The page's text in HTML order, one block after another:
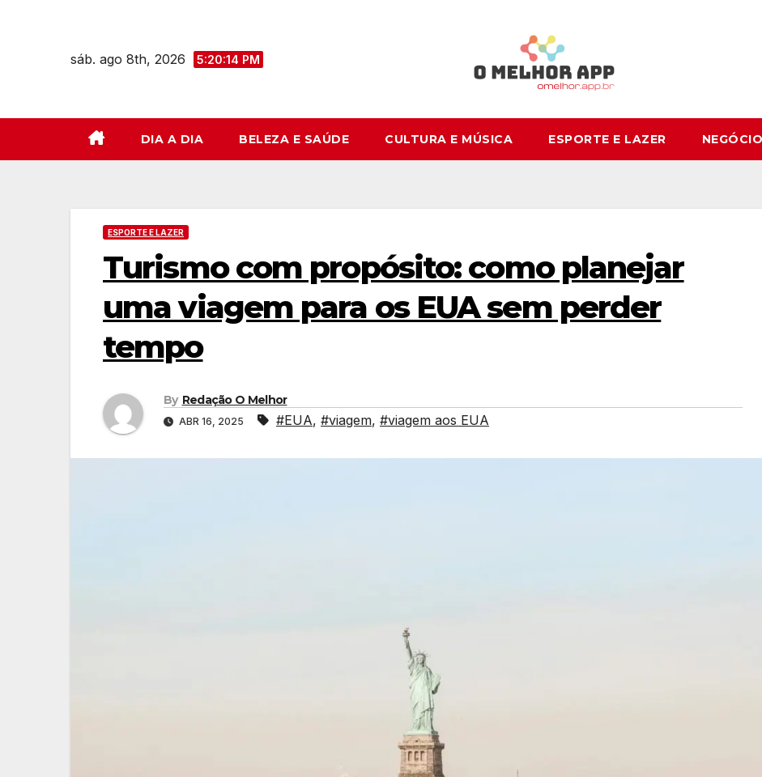
sáb. ago 8th, 2026 5:20:15 PM
DIA A DIA BELEZA E SAÚDE CULTURA E MÚSICA ESPORTE E LAZER
ESPORTE E LAZER
Turismo com propósito: como planejar
uma viagem para os EUA sem perder
tempo
By Redação O Melhor
ABR 16, 2025 #EUA, #viagem, #viagem aos EUA